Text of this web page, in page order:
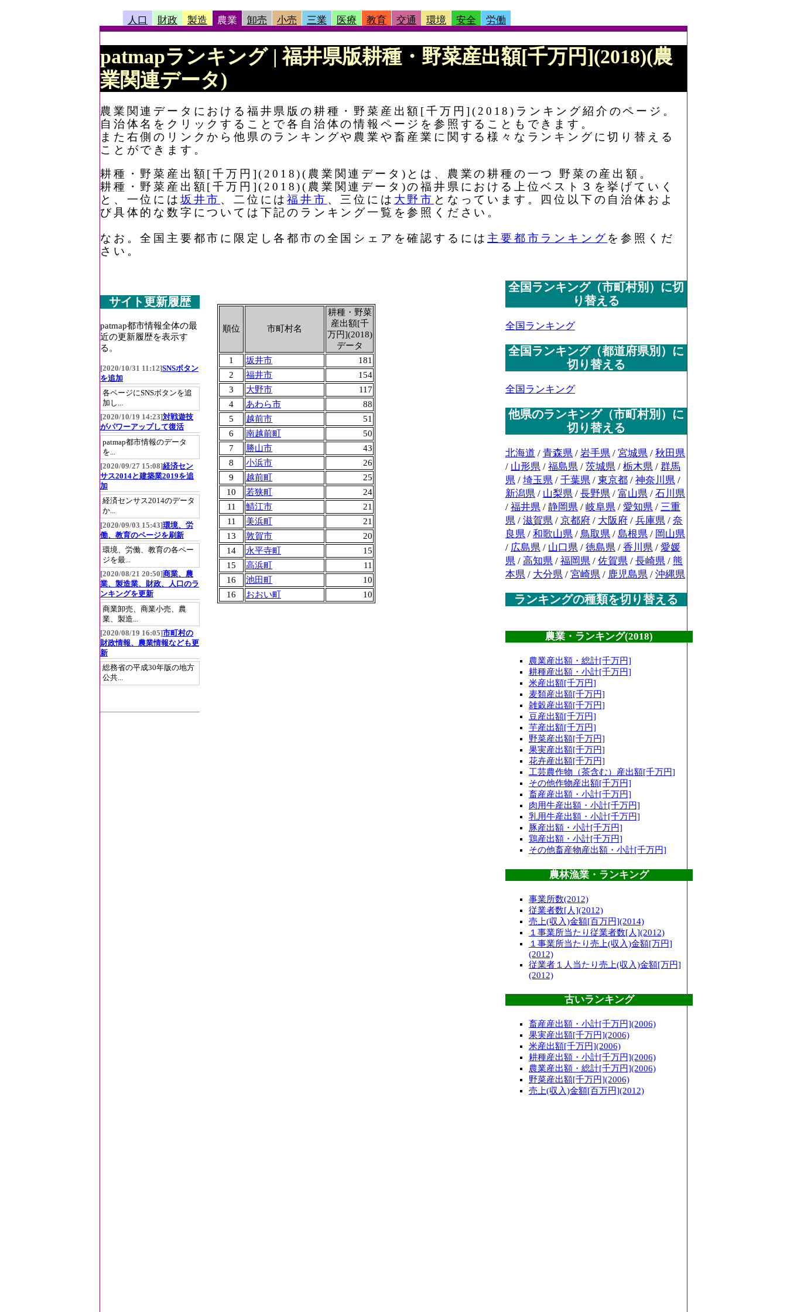
人口 財政 製造 農業 卸売 小売 三業 医療 教育 交通 環境 安全 労働
patmapランキング | 福井県版耕種・野菜産出額[千万円](2018)(農
業関連データ)
農業関連データにおける福井県版の耕種・野菜産出額[千万円](2018)ランキング紹介のページ。
自治体名をクリックすることで各自治体の情報ページを参照することもできます。
また右側のリンクから他県のランキングや農業や畜産業に関する様々なランキングに切り替える
ことができます。
耕種・野菜産出額[千万円](2018)(農業関連データ)とは、農業の耕種の一つ 野菜の産出額。
耕種・野菜産出額[千万円](2018)(農業関連データ)の福井県における上位ベスト３を挙げていく
と、一位には 坂井市 、二位には福井市 、三位には 大野市 となっています。四位以下の自治体およ
び具体的な数字については下記のランキング一覧を参照ください。
なお。全国主要都市に限定し各都市の全国シェアを確認するには 主要都市ランキングを参照くだ
さい。
順位 市町村名
耕種・野菜
産出額[千
万円](2018)
データ
1
坂井市
181
2
福井市
154
3
大野市
117
4
あわら市
88
5
越前市
51
6
南越前町
50
7
勝山市
43
8
小浜市
26
9
越前町
25
10
若狭町
24
11
鯖江市
21
11
美浜町
21
13
敦賀市
20
14
永平寺町
15
15
高浜町
11
16
池田町
10
16
おおい町 10
サイト更新履歴
patmap都市情報全体の最
近の更新履歴を表示す
る。
[2020/10/31 11:12]SNSボタン
を追加
各ページにSNSボタンを追
加し...
[2020/10/19 14:23]対戦遊技
がパワーアップして復活
patmap都市情報のデータ
を...
[2020/09/27 15:08]経済セン
サス2014と建築業2019を追
加
経済センサス2014のデータ
か...
[2020/09/03 15:43]環境、労
働、教育のページを刷新
環境、労働、教育の各ペー
ジを最...
[2020/08/21 20:50]商業、農
業、製造業、財政、人口のラ
ンキングを更新
商業卸売、商業小売、農
業、製造...
[2020/08/19 16:05]市町村の
財政情報、農業情報なども更
新
総務省の平成30年版の地方
公共...
全国ランキング（市町村別）に切
り替える
全国ランキング
全国ランキング（都道府県別）に
切り替える
全国ランキング
他県のランキング（市町村別）に
切り替える
北海道 / 青森県 / 岩手県 / 宮城県 / 秋田県
/ 山形県 / 福島県 / 茨城県 / 栃木県 / 群馬
県 / 埼玉県 / 千葉県 / 東京都 / 神奈川県 /
新潟県 / 山梨県 / 長野県 / 富山県 / 石川県
/ 福井県 / 静岡県 / 岐阜県 / 愛知県 / 三重
県 / 滋賀県 / 京都府 / 大阪府 / 兵庫県 / 奈
良県 / 和歌山県 / 鳥取県 / 島根県 / 岡山県
/ 広島県 / 山口県 / 徳島県 / 香川県 / 愛媛
県 / 高知県 / 福岡県 / 佐賀県 / 長崎県 / 熊
本県 / 大分県 / 宮崎県 / 鹿児島県 / 沖縄県
ランキングの種類を切り替える
農業・ランキング(2018)
農業産出額・総計[千万円]
耕種産出額・小計[千万円]
米産出額[千万円]
麦類産出額[千万円]
雑穀産出額[千万円]
豆産出額[千万円]
芋産出額[千万円]
野菜産出額[千万円]
果実産出額[千万円]
花卉産出額[千万円]
工芸農作物（茶含む）産出額[千万円]
その他作物産出額[千万円]
畜産産出額・小計[千万円]
肉用牛産出額・小計[千万円]
乳用牛産出額・小計[千万円]
豚産出額・小計[千万円]
鶏産出額・小計[千万円]
その他畜産物産出額・小計[千万円]
農林漁業・ランキング
事業所数(2012)
従業者数[人](2012)
売上(収入)金額[百万円](2014)
１事業所当たり従業者数[人](2012)
１事業所当たり売上(収入)金額[万円]
(2012)
従業者１人当たり売上(収入)金額[万円]
(2012)
古いランキング
畜産産出額・小計[千万円](2006)
果実産出額[千万円](2006)
米産出額[千万円](2006)
耕種産出額・小計[千万円](2006)
農業産出額・総計[千万円](2006)
野菜産出額[千万円](2006)
売上(収入)金額[百万円](2012)